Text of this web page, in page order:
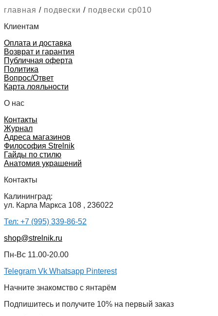
главная / подвески / подвески cp010
Клиентам
Оплата и доставка
Возврат и гарантия
Публичная оферта
Политика
Вопрос/Ответ
Карта лояльности
О нас
Контакты
Журнал
Адреса магазинов
Философия Strelnik
Гайды по стилю
Анатомия украшений
Контакты
Калининград:
ул. Карла Маркса 108 , 236022
Тел: +7 (995) 339-86-52
shop@strelnik.ru
Пн-Вс 11.00-20.00
Telegram Vk Whatsapp Pinterest
Начните знакомство с янтарём
Подпишитесь и получите 10% на первый заказ